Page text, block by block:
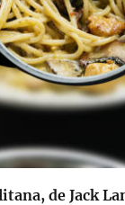
de Jack